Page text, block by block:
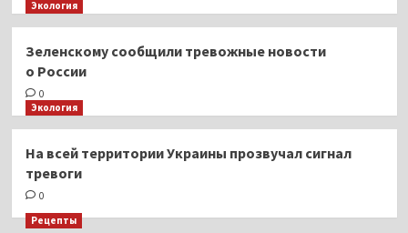
Экология
Зеленскому сообщили тревожные новости
о России
0
Экология
На всей территории Украины прозвучал сигнал
тревоги
0
Рецепты